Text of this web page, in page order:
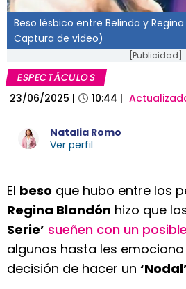
Beso lésbico entre Belinda y
Captura de video)
[Publicidad]
ESPECTÁCULOS
23/06/2025 | 10:44 |
Natalia Romo
Ver perfil
El beso que hubo entre los
Regina Blandón hizo que
Serie’ sueñen con un posible
algunos hasta les
decisión de hacer un ‘Nodal’